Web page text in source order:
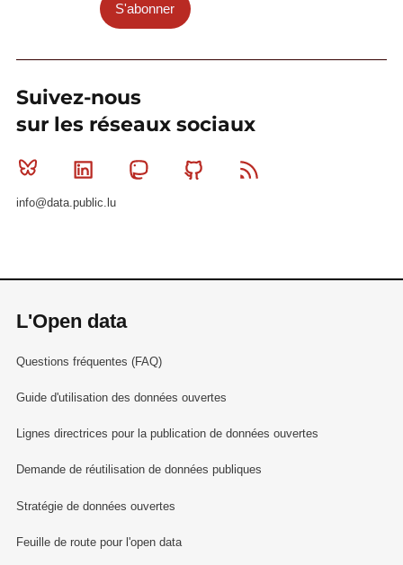
S'abonner
Suivez-nous
sur les réseaux sociaux
Bluesky Linkedin MastodonGithub
info@data.public.lu
L'Open data
Questions fréquentes (FAQ)
Guide d'utilisation des données ouvertes
Lignes directrices pour la publication de données ouvertes
Demande de réutilisation de données publiques
Stratégie de données ouvertes
Feuille de route pour l'open data